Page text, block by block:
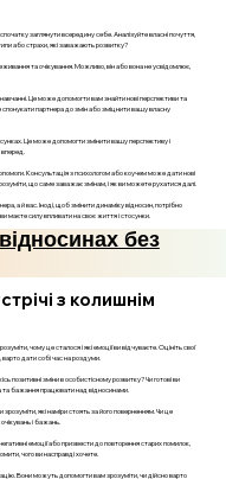
заглянути всередину себе. Аналізуйте власні почуття,
або страхи, які заважають розвитку?
та очікування. Можливо, він або вона не усвідомлює,
Це може допомогти вам знайти нові перспективи та
спонукати партнера до змін або зміцнити вашу власну
Це може допомогти змінити вашу перспективу і
Консультація з психологом або коучем може дати нові
що саме заважає змінам, і як ви можете рухатися далі.
а й вас. Іноді, щоб змінити динаміку відносин, потрібно
маєте силу впливати на своє життя і стосунки.
без
з колишнім
чому це сталося і які емоції ви відчуваєте. Оцініть свої
дати собі час на роздуми.
позитивні зміни в особистісному розвитку? Чи готові ви
бажання працювати над відносинами.
які наміри стоять за його поверненням. Чи це
і бажань.
емоції або призвести до повторення старих помилок,
чого ви насправді хочете.
Вони можуть допомогти вам зрозуміти, чи дійсно варто